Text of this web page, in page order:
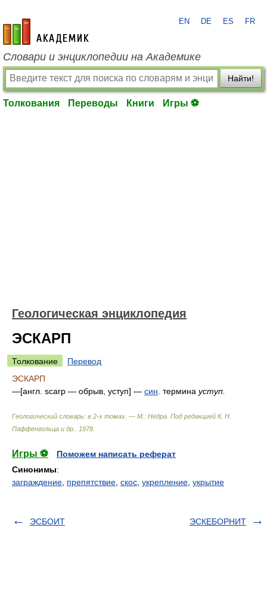
academic.ru
EN DE ES FR
Словари и энциклопедии на Академике
Найти!
Толкования Переводы Книги Игры ⚽
Геологическая энциклопедия
ЭСКАРП
Толкование
Перевод
ЭСКАРП
—[англ. scarp — обрыв, уступ] — син . термина уступ.
Геологический словарь: в 2-х томах. — М.: Недра Под редакцией К. Н.
Паффенгольца и др.
1978
Игры ⚽
Поможем написать реферат
Синонимы:
заграждение препятствие скос укрепление укрытие
ЭСБОИТ ЭСКЕБОРНИТ